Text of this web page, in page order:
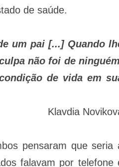
de saúde.
um pai [...] Quando
não foi de
de vida em
Klavdia
pensaram que seria
falavam por telefone